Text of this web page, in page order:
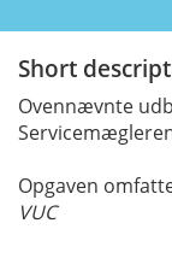
Short
Ovennævnte
Opgaven
VUC